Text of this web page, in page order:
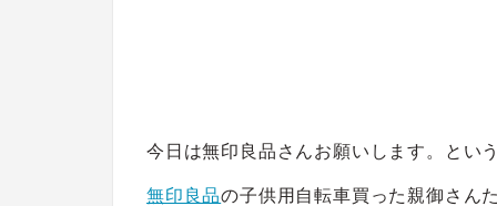
今日は無印良品さんお願いします。とい
無印良品の子供用自転車買った親御さん